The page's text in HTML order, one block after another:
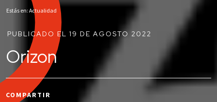
Estás en: Actualidad
PUBLICADO EL 19 DE AGOSTO 2022
Orizon
COMPARTIR